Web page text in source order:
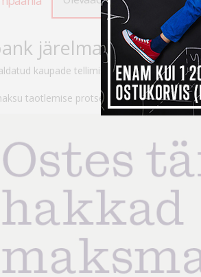
järelmaksuga
kaupade tellimiseks peaks raha
taotlemise protsess on lihtne –